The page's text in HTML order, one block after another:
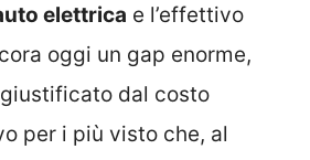
elettrica e l’effettivo
oggi un gap enorme,
dal costo
per i più visto che, al